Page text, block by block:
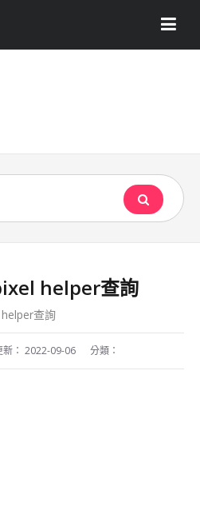
helper查詢
查詢
： 2022-09-06 分類：